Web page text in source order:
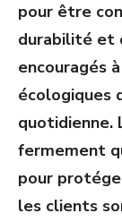
pour être
durabilité et
encouragés
écologiques
quotidienne.
fermement
pour
les clients